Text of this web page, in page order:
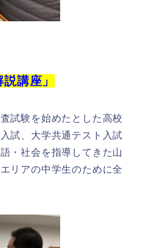
講座」
試験を始めたとした高校
試、大学共通テスト入試
・社会を指導してきた山
リアの中学生のために全